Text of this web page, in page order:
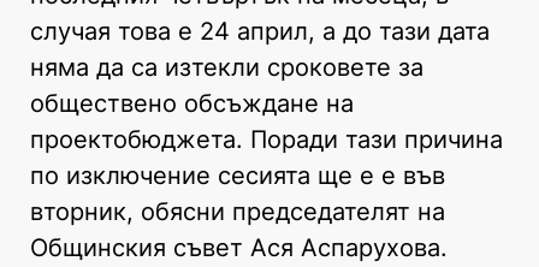
случая това е 24 април, а до тази дата
няма да са изтекли сроковете за
обществено обсъждане на
проектобюджета. Поради тази причина
по изключение сесията ще е е във
вторник, обясни председателят на
Общинския съвет Ася Аспарухова.